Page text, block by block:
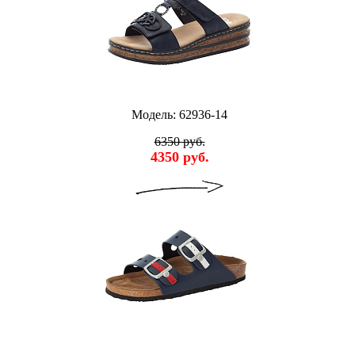
Модель: 62936-14
6350 руб.
4350 руб.